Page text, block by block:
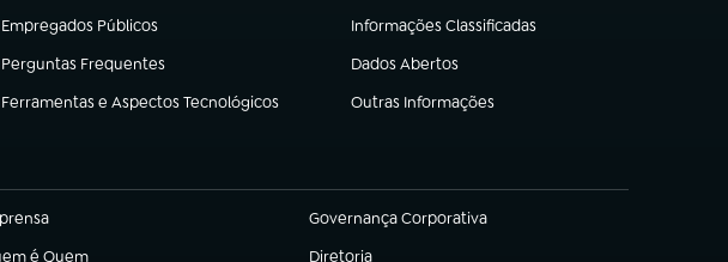
Empregados Públicos
(abre em nova aba) Informações Classificadas
(abre em nova aba)
Perguntas Frequentes
(abre em nova aba) Dados Abertos
(abre em nova aba)
Ferramentas e Aspectos Tecnológicos
(abre em nova aba) Outras Informações
(abre em nova aba)
em nova aba) Governança Corporativa
(abre em nova aba)
é Quem Diretoria